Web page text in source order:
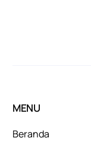
MENU
Beranda